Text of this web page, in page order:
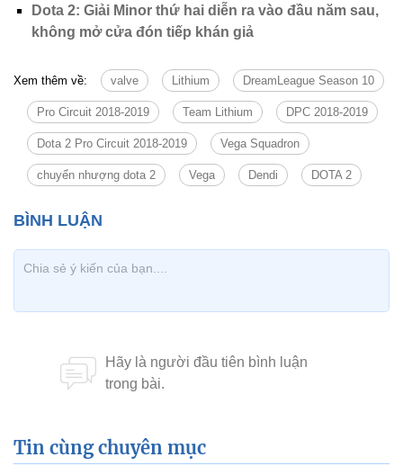
Dota 2: Giải Minor thứ hai diễn ra vào đầu năm sau,
không mở cửa đón tiếp khán giả
Xem thêm về: valve Lithium DreamLeague Season 10
Pro Circuit 2018-2019 Team Lithium DPC 2018-2019
Dota 2 Pro Circuit 2018-2019 Vega Squadron
chuyển nhượng dota 2 Vega Dendi DOTA 2
Tin cùng chuyên mục